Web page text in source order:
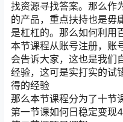
找资源寻找答案。那么作
的产品，重点扶持也是毋
是杠杠的。那么如何利用
本节课程从账号注册，账
会告诉大家，这也是我们
经验，这可是实打实的试
得的经验
那么本节课程分为了十节
第一节课如何日稳定变